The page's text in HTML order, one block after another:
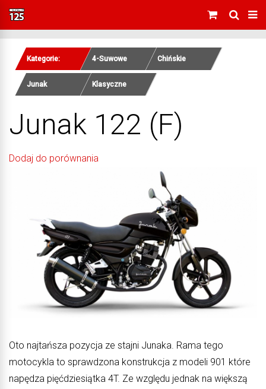
Kategorie: 4-Suwowe Chińskie
Junak Klasyczne
Junak 122 (F)
Dodaj do porównania
Oto najtańsza pozycja ze stajni Junaka. Rama tego
motocykla to sprawdzona konstrukcja z modeli 901 które
napędza pięćdziesiątka 4T. Ze względu jednak na większą